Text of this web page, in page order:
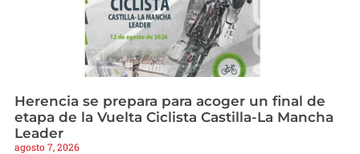
Herencia se prepara para acoger un final de
etapa de la Vuelta Ciclista Castilla-La Mancha
Leader
agosto 7, 2026